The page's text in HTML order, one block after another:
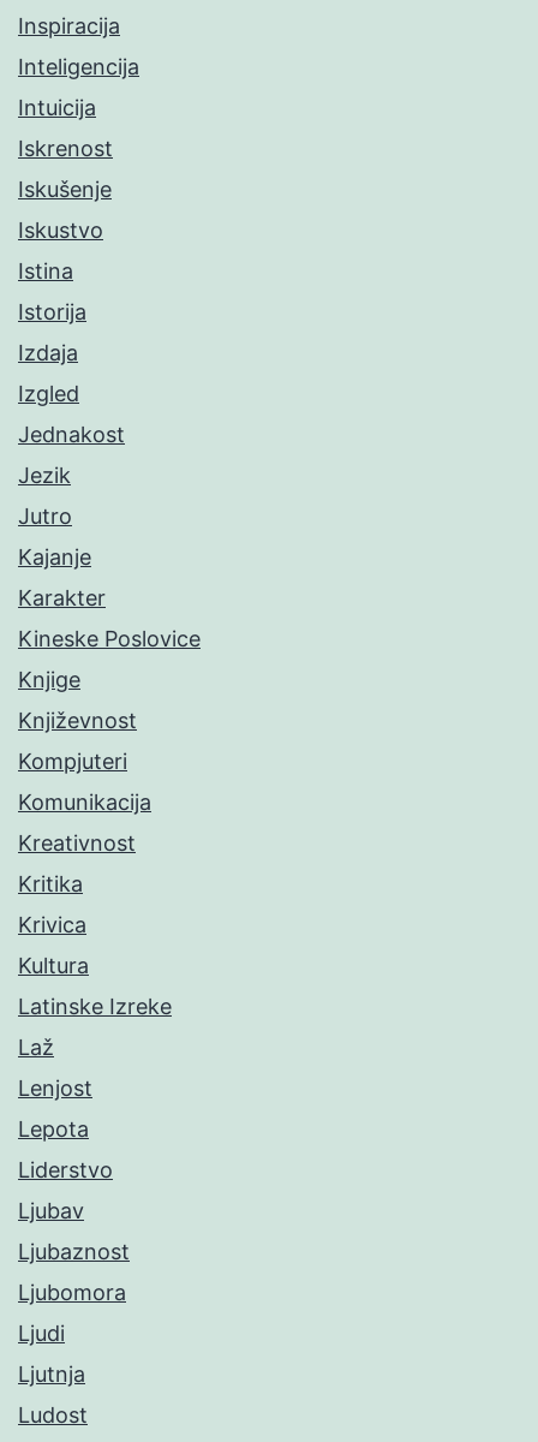
Inspiracija
Inteligencija
Intuicija
Iskrenost
Iskušenje
Iskustvo
Istina
Istorija
Izdaja
Izgled
Jednakost
Jezik
Jutro
Kajanje
Karakter
Kineske Poslovice
Knjige
Književnost
Kompjuteri
Komunikacija
Kreativnost
Kritika
Krivica
Kultura
Latinske Izreke
Laž
Lenjost
Lepota
Liderstvo
Ljubav
Ljubaznost
Ljubomora
Ljudi
Ljutnja
Ludost